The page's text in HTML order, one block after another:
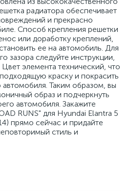
радиатора обеспечивает
и прекрасно
Способ крепления решетки
или доработку креплений,
ее на автомобиль. Для
зазора следуйте инструкции,
элемента технический, что
краску и покрасить
автомобиля. Таким образом, вы
образ и подчеркнуть
автомобиля. Закажите
RUNS" для Hyundai Elantra 5
прямо сейчас и придайте
стиль и